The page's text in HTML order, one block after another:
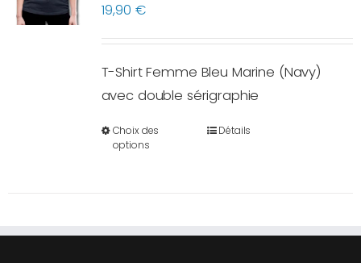
page
du
produit
19,90 €
T-Shirt Femme Bleu Marine (Navy)
avec double sérigraphie
Choix des
options
CeDétails